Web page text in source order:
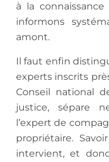
à la
informons
amont.
Il faut enfin
experts inscrits
Conseil national
justice, sépare
l’expert de
propriétaire.
intervient, et